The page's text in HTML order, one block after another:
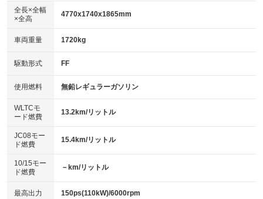
：装備なし
パワーウィンドウ
アイドリングストップ
：装備あり
USB入力端子
：装備あり
100V電源
：装備なし
センターデフロック
：装備なし
電動格納ミラー
：装備なし
：装備あり
革シート
キーレス
HID(キセノンライト)
：装備なし
バックカメラ
：装備あり
エアロ
：装備なし
：装備なし
パワーシート
ベンチシート
：装備なし
チップアップシート
：装備なし
全長×全幅
×全高
4770x1740x1865mm
車両重量 1720kg
駆動形式 FF
使用燃料 無鉛レギュラーガソリン
WLTCモ
ード燃費
13.2km/リットル
JC08モー
ド燃費
15.4km/リットル
10/15モー
ド燃費
－km/リットル
最高出力 150ps(110kW)/6000rpm